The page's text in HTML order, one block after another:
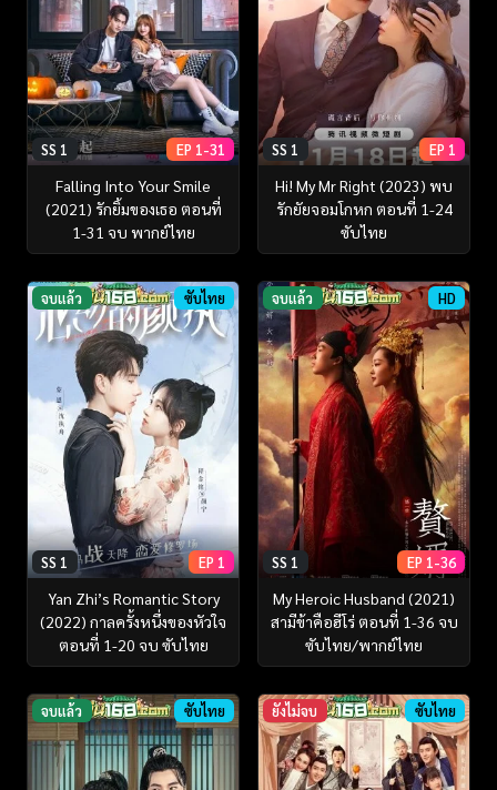
SS 1 EP 1-31
Falling Into Your Smile
(2021) รักยิ้มของเธอ ตอนที่
1-31 จบ พากย์ไทย
SS 1 EP 1
Hi! My Mr Right (2023) พบ
รักยัยจอมโกหก ตอนที่ 1-24
ซับไทย
จบแล้ว ซับไทย
SS 1 EP 1
Yan Zhi’s Romantic Story
(2022) กาลครั้งหนึ่งของหัวใจ
ตอนที่ 1-20 จบ ซับไทย
จบแล้ว HD
SS 1 EP 1-36
My Heroic Husband (2021)
สามีข้าคือฮีโร่ ตอนที่ 1-36 จบ
ซับไทย/พากย์ไทย
จบแล้ว ซับไทย ยังไม่จบ ซับไทย